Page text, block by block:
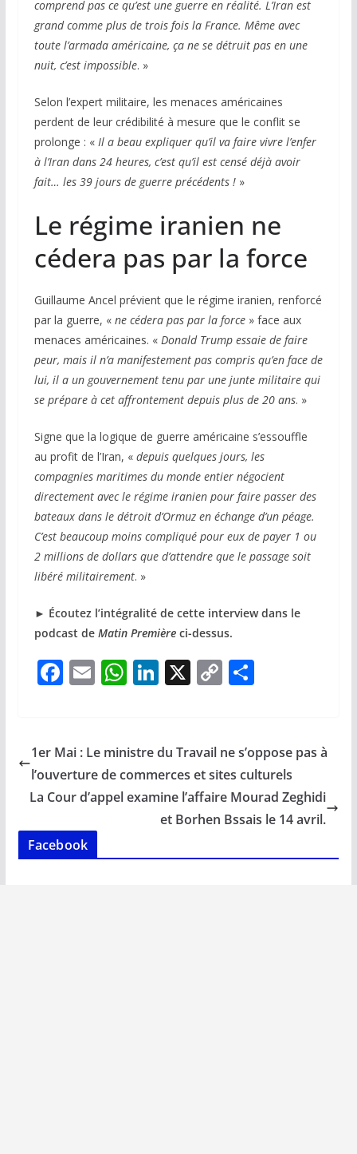
comprend pas ce qu’est une guerre en réalité. L’Iran est
grand comme plus de trois fois la France. Même avec
toute l’armada américaine, ça ne se détruit pas en une
nuit, c’est impossible. »
Selon l’expert militaire, les menaces américaines
perdent de leur crédibilité à mesure que le conflit se
prolonge : « Il a beau expliquer qu’il va faire vivre l’enfer
à l’Iran dans 24 heures, c’est qu’il est censé déjà avoir
fait… les 39 jours de guerre précédents !»
Le régime iranien ne
cédera pas par la force
Guillaume Ancel prévient que le régime iranien, renforcé
par la guerre, « ne cédera pas par la force» face aux
menaces américaines. « Donald Trump essaie de faire
peur, mais il n’a manifestement pas compris qu’en face de
lui, il a un gouvernement tenu par une junte militaire qui
se prépare à cet affrontement depuis plus de 20 ans. »
Signe que la logique de guerre américaine s’essouffle
au profit de l’Iran, « depuis quelques jours, les
compagnies maritimes du monde entier négocient
directement avec le régime iranien pour faire passer des
bateaux dans le détroit d’Ormuz en échange d’un péage.
C’est beaucoup moins compliqué pour eux de payer 1 ou
2 millions de dollars que d’attendre que le passage soit
libéré militairement. »
► Écoutez l’intégralité de cette interview dans le
podcast de Matin Premièreci-dessus.
F
b
o
o
k
E
l
W
s
A
p
Li
e
dI
n
X C
y
Li
n
k
P
g
er
1er Mai : Le ministre du Travail ne s’oppose pas à
l’ouverture de commerces et sites culturels
La Cour d’appel examine l’affaire Mourad Zeghidi
et Borhen Bssais le 14 avril.
Facebook